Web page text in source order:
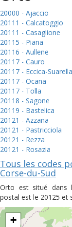
20000 - Ajaccio
20111 - Calcatoggio
20111 - Casaglione
20115 - Piana
20116 - Aullene
20117 - Cauro
20117 - Eccica-Suarella
20117 - Ocana
20117 - Tolla
20118 - Sagone
20119 - Bastelica
20121 - Azzana
20121 - Pastricciola
20121 - Rezza
20121 - Rosazia
Tous les codes
Corse-du-Sud
Orto est situé dans
postal est le 20125 et
+